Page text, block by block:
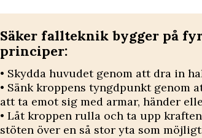
Säker fallteknik bygger på
principer:
• Skydda huvudet genom att dra in
• Sänk kroppens tyngdpunkt genom
att ta emot sig med armar, händer
• Låt kroppen rulla och ta upp
stöten över en så stor yta som